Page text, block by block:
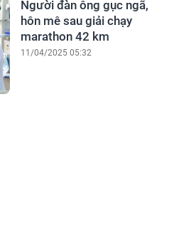
Người đàn ông gục ngã,
hôn mê sau giải chạy
marathon 42 km
11/04/2025 05:32